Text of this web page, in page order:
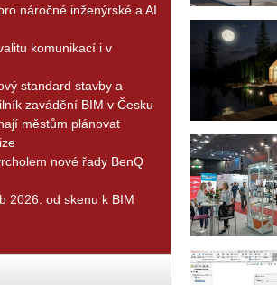
náročné inženýrské a AI
komunikací i v
standard stavby a
zavádění BIM v Česku
městům plánovat
nové řady BenQ
2026: od skenu k BIM